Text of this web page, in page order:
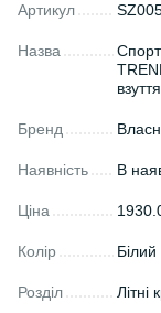
Артикул
Назва
Бренд
Наявність В
Ціна
Колір Білий
Розділ Літні